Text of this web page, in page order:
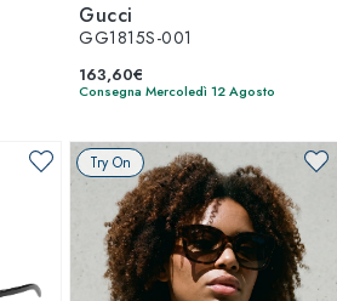
Gucci
GG1815S-001
163,60€
Consegna Mercoledì 12 Agosto
Try On